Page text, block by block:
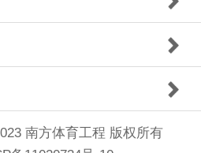
南方体育工程 版权所有